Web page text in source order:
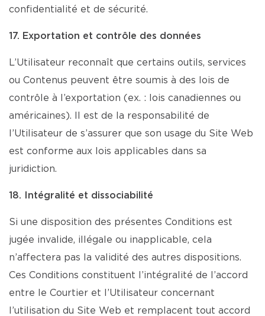
confidentialité et de sécurité.
17. Exportation et contrôle des données
L’Utilisateur reconnaît que certains outils, services
ou Contenus peuvent être soumis à des lois de
contrôle à l’exportation (ex. : lois canadiennes ou
américaines). Il est de la responsabilité de
l’Utilisateur de s’assurer que son usage du Site Web
est conforme aux lois applicables dans sa
juridiction.
18. Intégralité et dissociabilité
Si une disposition des présentes Conditions est
jugée invalide, illégale ou inapplicable, cela
n’affectera pas la validité des autres dispositions.
Ces Conditions constituent l’intégralité de l’accord
entre le Courtier et l’Utilisateur concernant
l’utilisation du Site Web et remplacent tout accord